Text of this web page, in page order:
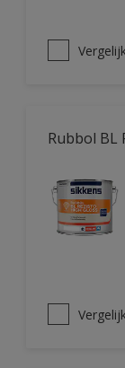
Rubbol BL